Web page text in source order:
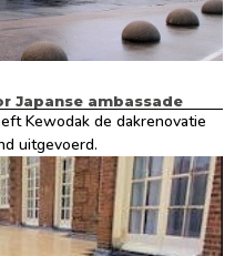
Japanse ambassade
Kewodak de dakrenovatie
uitgevoerd.